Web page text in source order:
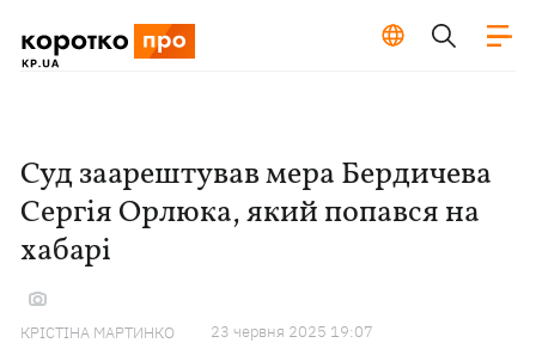
Суд заарештував мера Бердичева
Сергія Орлюка, який попався на
хабарі
КРІСТІНА МАРТИНКО 23 червня 2025 19:07